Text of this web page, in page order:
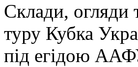
Склади, огляди
туру Кубка
під егідою